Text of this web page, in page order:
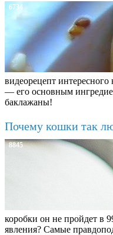
6734
видеорецепт интересного
— его основным
баклажаны!
Почему кошки так
8845
коробки он не пройдет в
явления? Самые